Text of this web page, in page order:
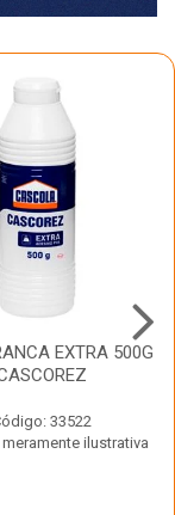
EXTRA 500G
33522
ilustrativa